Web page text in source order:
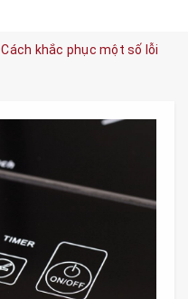
Cách khắc phục một số lỗi